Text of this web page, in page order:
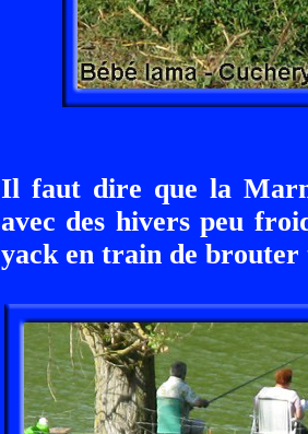
Il faut dire que la
avec des hivers peu
yack en train de